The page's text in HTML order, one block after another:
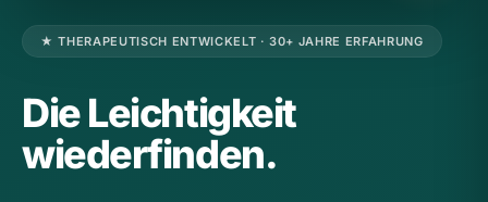
★ THERAPEUTISCH ENTWICKELT · 30+ JAHRE ERFAHRUNG
Die Leichtigkeit
wiederfinden.